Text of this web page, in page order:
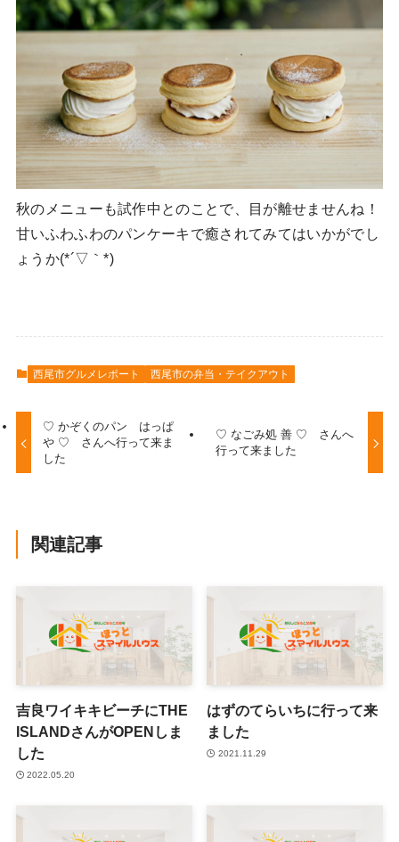
秋のメニューも試作中とのことで、目が離せませんね！
甘いふわふわのパンケーキで癒されてみてはいかがでし
ょうか(*´▽｀*)
西尾市グルメレポート 西尾市の弁当・テイクアウト
♡ かぞくのパン はっぱ
や ♡ さんへ行って来ま
した
♡ なごみ処 善 ♡ さんへ
行って来ました
関連記事
吉良ワイキキビーチにTHE
ISLANDさんがOPENしま
した
2022.05.20
はずのてらいちに行って来
ました
2021.11.29